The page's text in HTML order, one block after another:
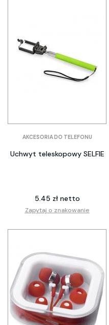
AKCESORIA DO TELEFONU
Uchwyt teleskopowy SELFIE
5.45 zł netto
Zapytaj o znakowanie